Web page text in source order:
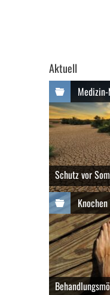
Aktuell
Medizin-
Schutz vor